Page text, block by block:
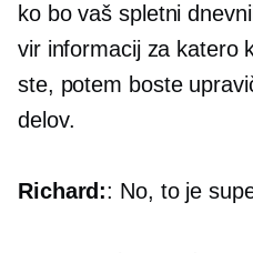
ko bo vaš spletni
vir informacij za katero
ste, potem boste
delov.
Richard:: No, to je